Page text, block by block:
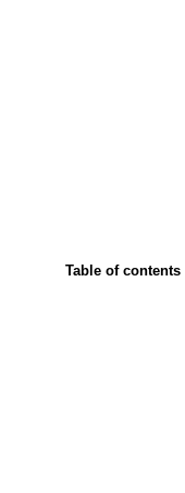
Table of contents